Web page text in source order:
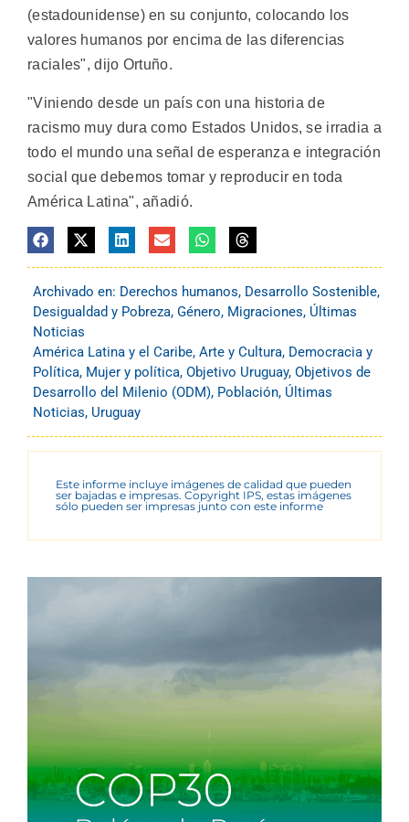
(estadounidense) en su conjunto, colocando los
valores humanos por encima de las diferencias
raciales", dijo Ortuño.
"Viniendo desde un país con una historia de
racismo muy dura como Estados Unidos, se irradia a
todo el mundo una señal de esperanza e integración
social que debemos tomar y reproducir en toda
América Latina", añadió.
Archivado en: Derechos humanos, Desarrollo Sostenible,
Desigualdad y Pobreza, Género, Migraciones, Últimas
Noticias
América Latina y el Caribe, Arte y Cultura, Democracia y
Política, Mujer y política, Objetivo Uruguay, Objetivos de
Desarrollo del Milenio (ODM), Población, Últimas
Noticias, Uruguay
Este informe incluye imágenes de calidad que pueden
ser bajadas e impresas. Copyright IPS, estas imágenes
sólo pueden ser impresas junto con este informe